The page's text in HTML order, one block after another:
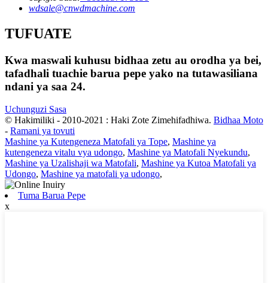
wdsale@cnwdmachine.com
TUFUATE
Kwa maswali kuhusu bidhaa zetu au orodha ya bei,
tafadhali tuachie barua pepe yako na tutawasiliana
ndani ya saa 24.
Uchunguzi Sasa
© Hakimiliki - 2010-2021 : Haki Zote Zimehifadhiwa. Bidhaa Moto
- Ramani ya tovuti
Mashine ya Kutengeneza Matofali ya Tope, Mashine ya
kutengeneza vitalu vya udongo, Mashine ya Matofali Nyekundu,
Mashine ya Uzalishaji wa Matofali, Mashine ya Kutoa Matofali ya
Udongo, Mashine ya matofali ya udongo,
Tuma Barua Pepe
x